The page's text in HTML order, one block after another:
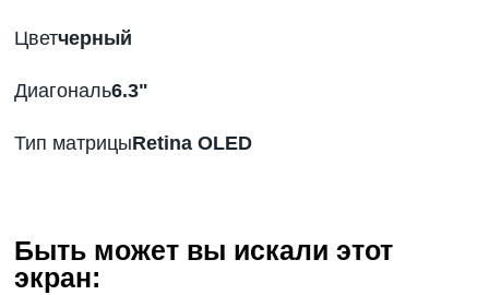
Цветчерный
Диагональ6.3"
Тип матрицыRetina OLED
Быть может вы искали этот
экран: